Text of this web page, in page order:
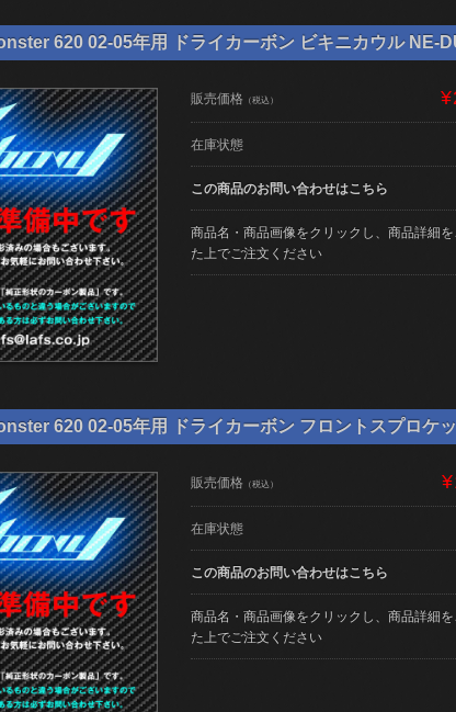
620 02-05年用 ドライカーボン ビキニカウル NE-
販売価格 （税込）
在庫状態
この商品のお問い合わせはこちら
商品名・商品画像をクリックし、商品詳細
た上でご注文ください
620 02-05年用 ドライカーボン フロントスプロケ
販売価格 （税込）
在庫状態
この商品のお問い合わせはこちら
商品名・商品画像をクリックし、商品詳細
た上でご注文ください